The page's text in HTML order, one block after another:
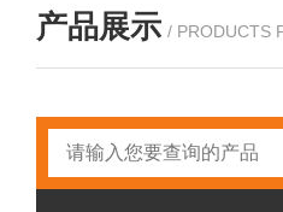
产品展示 / PRODUCTS